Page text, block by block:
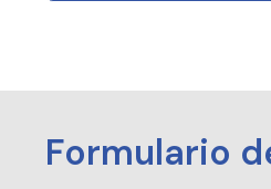
Formulario